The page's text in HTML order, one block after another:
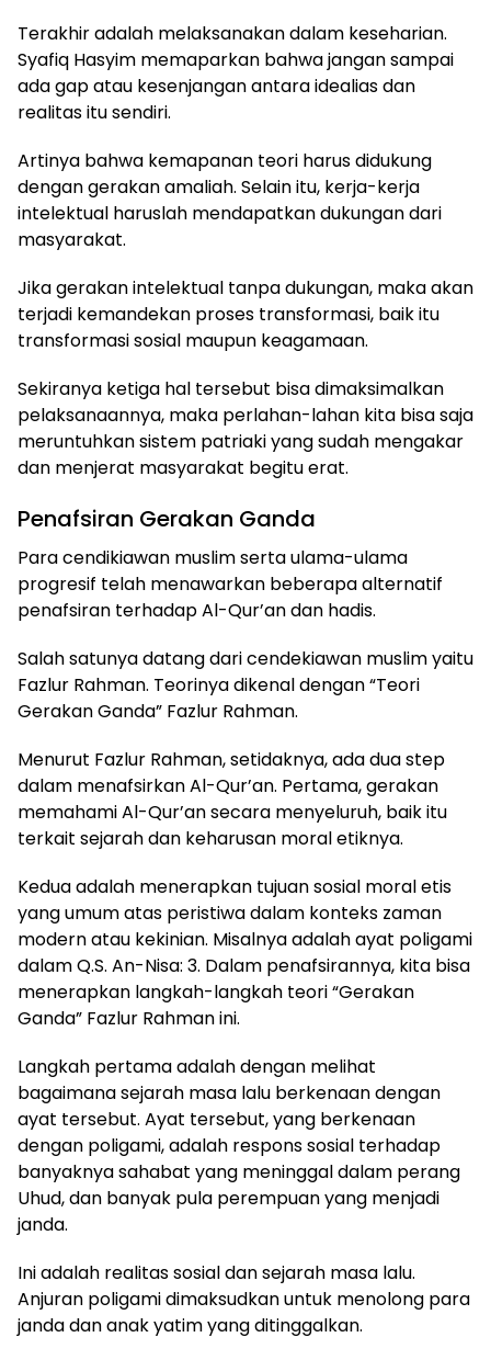
Terakhir adalah melaksanakan dalam keseharian.
Syafiq Hasyim memaparkan bahwa jangan sampai
ada gap atau kesenjangan antara idealias dan
realitas itu sendiri.
Artinya bahwa kemapanan teori harus didukung
dengan gerakan amaliah. Selain itu, kerja-kerja
intelektual haruslah mendapatkan dukungan dari
masyarakat.
Jika gerakan intelektual tanpa dukungan, maka akan
terjadi kemandekan proses transformasi, baik itu
transformasi sosial maupun keagamaan.
Sekiranya ketiga hal tersebut bisa dimaksimalkan
pelaksanaannya, maka perlahan-lahan kita bisa saja
meruntuhkan sistem patriaki yang sudah mengakar
dan menjerat masyarakat begitu erat.
Penafsiran Gerakan Ganda
Para cendikiawan muslim serta ulama-ulama
progresif telah menawarkan beberapa alternatif
penafsiran terhadap Al-Qur’an dan hadis.
Salah satunya datang dari cendekiawan muslim yaitu
Fazlur Rahman. Teorinya dikenal dengan “Teori
Gerakan Ganda” Fazlur Rahman.
Menurut Fazlur Rahman, setidaknya, ada dua step
dalam menafsirkan Al-Qur’an. Pertama, gerakan
memahami Al-Qur’an secara menyeluruh, baik itu
terkait sejarah dan keharusan moral etiknya.
Kedua adalah menerapkan tujuan sosial moral etis
yang umum atas peristiwa dalam konteks zaman
modern atau kekinian. Misalnya adalah ayat poligami
dalam Q.S. An-Nisa: 3. Dalam penafsirannya, kita bisa
menerapkan langkah-langkah teori “Gerakan
Ganda” Fazlur Rahman ini.
Langkah pertama adalah dengan melihat
bagaimana sejarah masa lalu berkenaan dengan
ayat tersebut. Ayat tersebut, yang berkenaan
dengan poligami, adalah respons sosial terhadap
banyaknya sahabat yang meninggal dalam perang
Uhud, dan banyak pula perempuan yang menjadi
janda.
Ini adalah realitas sosial dan sejarah masa lalu.
Anjuran poligami dimaksudkan untuk menolong para
janda dan anak yatim yang ditinggalkan.